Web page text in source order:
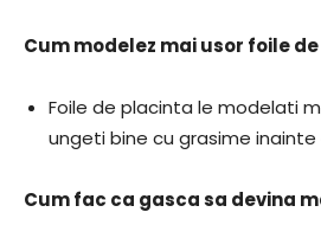
Cum modelez mai usor foile
Foile de placinta le modelati
ungeti bine cu grasime
Cum fac ca gasca sa devina